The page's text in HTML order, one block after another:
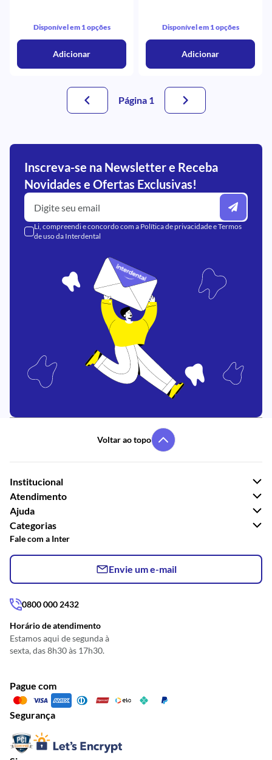
Disponível em 1 opções
Adicionar
Disponível em 1 opções
Adicionar
Página 1
Inscreva-se na Newsletter e Receba
Novidades e Ofertas Exclusivas!
Li, compreendi e concordo com a Política de privacidadeeTermos
de usoda Interdental
Voltar ao topo
Institucional
Atendimento
Ajuda
Categorias
Fale com a Inter
Envie um e-mail
0800 000 2432
Horário de atendimento
Estamos aqui de segunda à
sexta, das 8h30 às 17h30.
Pague com
Segurança